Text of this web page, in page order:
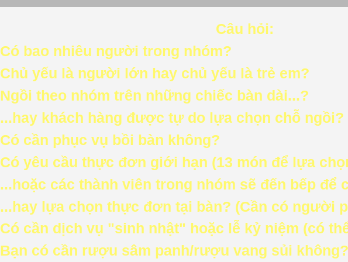
Câu hỏi:
Có bao nhiêu người trong nhóm?
Chủ yếu là người lớn hay chủ yếu là trẻ em?
Ngồi theo nhóm trên những chiếc bàn dài...?
...hay khách hàng được tự do lựa chọn chỗ ngồi?
Có cần phục vụ bồi bàn không?
Có yêu cầu thực đơn giới hạn (13 món để lựa
...hoặc các thành viên trong nhóm sẽ đến bếp để
...hay lựa chọn thực đơn tại bàn? (Cần có người
Có cần dịch vụ "sinh nhật" hoặc lễ kỷ niệm (có
Bạn có cần rượu sâm panh/rượu vang sủi không?